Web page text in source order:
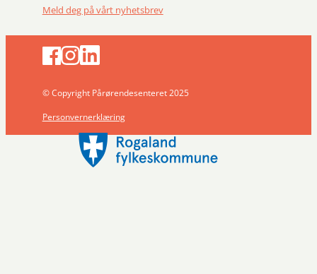
Meld deg på vårt nyhetsbrev
© Copyright Pårørendesenteret 2025
Personvernerklæring